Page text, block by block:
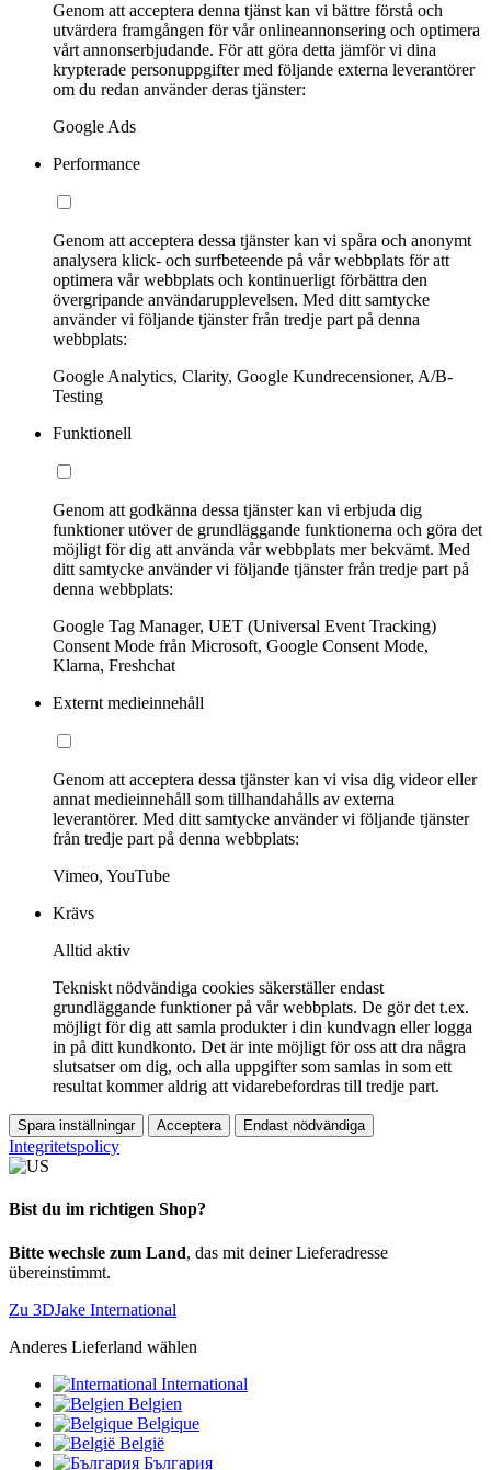
Genom att acceptera denna tjänst kan vi bättre förstå och
utvärdera framgången för vår onlineannonsering och optimera
vårt annonserbjudande. För att göra detta jämför vi dina
krypterade personuppgifter med följande externa leverantörer
om du redan använder deras tjänster:
Google Ads
Performance
Genom att acceptera dessa tjänster kan vi spåra och anonymt
analysera klick- och surfbeteende på vår webbplats för att
optimera vår webbplats och kontinuerligt förbättra den
övergripande användarupplevelsen. Med ditt samtycke
använder vi följande tjänster från tredje part på denna
webbplats:
Google Analytics, Clarity, Google Kundrecensioner, A/B-
Testing
Funktionell
Genom att godkänna dessa tjänster kan vi erbjuda dig
funktioner utöver de grundläggande funktionerna och göra det
möjligt för dig att använda vår webbplats mer bekvämt. Med
ditt samtycke använder vi följande tjänster från tredje part på
denna webbplats:
Google Tag Manager, UET (Universal Event Tracking)
Consent Mode från Microsoft, Google Consent Mode,
Klarna, Freshchat
Externt medieinnehåll
Genom att acceptera dessa tjänster kan vi visa dig videor eller
annat medieinnehåll som tillhandahålls av externa
leverantörer. Med ditt samtycke använder vi följande tjänster
från tredje part på denna webbplats:
Vimeo, YouTube
Krävs
Alltid aktiv
Tekniskt nödvändiga cookies säkerställer endast
grundläggande funktioner på vår webbplats. De gör det t.ex.
möjligt för dig att samla produkter i din kundvagn eller logga
in på ditt kundkonto. Det är inte möjligt för oss att dra några
slutsatser om dig, och alla uppgifter som samlas in som ett
resultat kommer aldrig att vidarebefordras till tredje part.
Spara inställningar Acceptera Endast nödvändiga
Integritetspolicy
Bist du im richtigen Shop?
Bitte wechsle zum Land, das mit deiner Lieferadresse
übereinstimmt.
Zu 3DJake International
Anderes Lieferland wählen
International
Belgien
Belgique
België
България